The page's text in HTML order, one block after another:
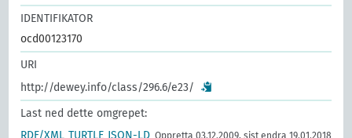
IDENTIFIKATOR
ocd00123170
URI
http://dewey.info/class/296.6/e23/
Last ned dette omgrepet:
RDF/XML TURTLE JSON-LD Oppretta 03.12.2009, sist endra 19.01.2018